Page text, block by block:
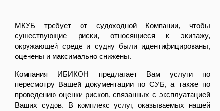
МКУБ требует от судоходной Компании, чтобы
существующие риски, относящиеся к экипажу,
окружающей среде и судну были идентифицированы,
оценены и максимально снижены.
Компания ИБИКОН предлагает Вам услуги по
пересмотру Вашей документации по СУБ, а также по
проведению оценки рисков, связанных с эксплуатацией
Ваших судов. В комплекс услуг, оказываемых нашей